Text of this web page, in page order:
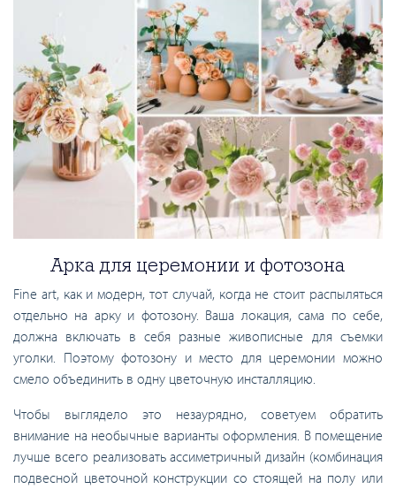
Арка для церемонии и фотозона
Fine art, как и модерн, тот случай, когда не стоит распыляться
отдельно на арку и фотозону. Ваша локация, сама по себе,
должна включать в себя разные живописные для съемки
уголки. Поэтому фотозону и место для церемонии можно
смело объединить в одну цветочную инсталляцию.
Чтобы выглядело это незаурядно, советуем обратить
внимание на необычные варианты оформления. В помещение
лучше всего реализовать ассиметричный дизайн (комбинация
подвесной цветочной конструкции со стоящей на полу или